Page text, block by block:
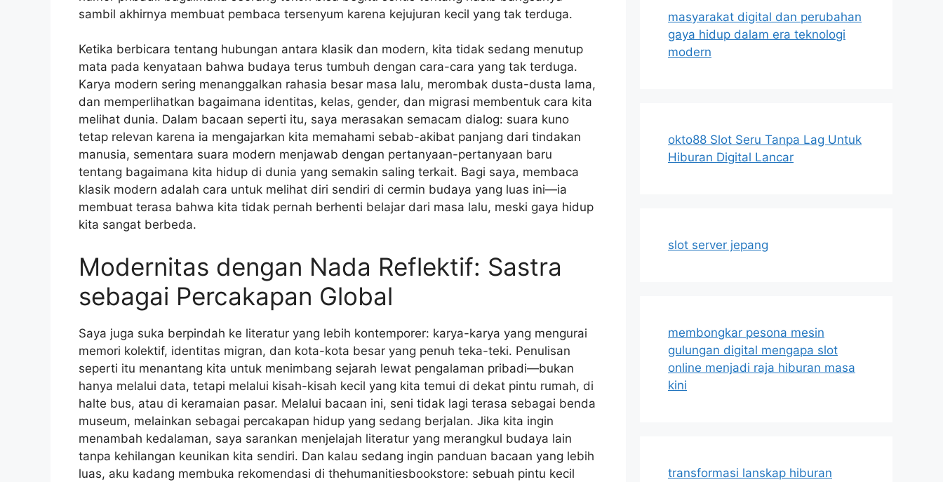
sambil akhirnya membuat pembaca tersenyum karena kejujuran kecil yang tak terduga.
Ketika berbicara tentang hubungan antara klasik dan modern, kita tidak sedang menutup
mata pada kenyataan bahwa budaya terus tumbuh dengan cara-cara yang tak terduga.
Karya modern sering menanggalkan rahasia besar masa lalu, merombak dusta-dusta lama,
dan memperlihatkan bagaimana identitas, kelas, gender, dan migrasi membentuk cara kita
melihat dunia. Dalam bacaan seperti itu, saya merasakan semacam dialog: suara kuno
tetap relevan karena ia mengajarkan kita memahami sebab-akibat panjang dari tindakan
manusia, sementara suara modern menjawab dengan pertanyaan-pertanyaan baru
tentang bagaimana kita hidup di dunia yang semakin saling terkait. Bagi saya, membaca
klasik modern adalah cara untuk melihat diri sendiri di cermin budaya yang luas ini—ia
membuat terasa bahwa kita tidak pernah berhenti belajar dari masa lalu, meski gaya hidup
kita sangat berbeda.
Modernitas dengan Nada Reflektif: Sastra
sebagai Percakapan Global
Saya juga suka berpindah ke literatur yang lebih kontemporer: karya-karya yang mengurai
memori kolektif, identitas migran, dan kota-kota besar yang penuh teka-teki. Penulisan
seperti itu menantang kita untuk menimbang sejarah lewat pengalaman pribadi—bukan
hanya melalui data, tetapi melalui kisah-kisah kecil yang kita temui di dekat pintu rumah, di
halte bus, atau di keramaian pasar. Melalui bacaan ini, seni tidak lagi terasa sebagai benda
museum, melainkan sebagai percakapan hidup yang sedang berjalan. Jika kita ingin
menambah kedalaman, saya sarankan menjelajah literatur yang merangkul budaya lain
tanpa kehilangan keunikan kita sendiri. Dan kalau sedang ingin panduan bacaan yang lebih
luas, aku kadang membuka rekomendasi di thehumanitiesbookstore: sebuah pintu kecil
masyarakat digital dan perubahan
gaya hidup dalam era teknologi
modern
okto88 Slot Seru Tanpa Lag Untuk
Hiburan Digital Lancar
slot server jepang
membongkar pesona mesin
gulungan digital mengapa slot
online menjadi raja hiburan masa
kini
transformasi lanskap hiburan